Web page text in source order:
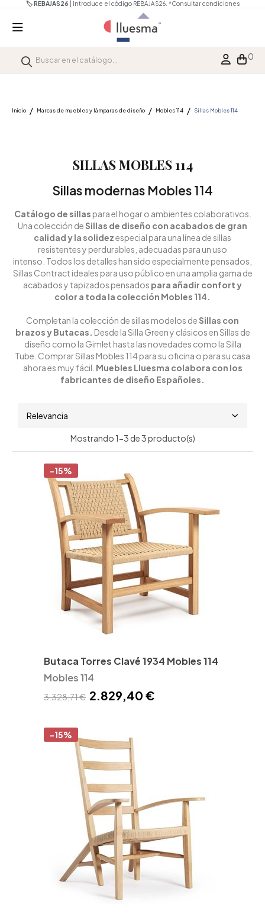
🏷️ REBAJAS26 | Introduce el código REBAJAS26. *Consultar condiciones
0
Inicio Marcas de muebles y lámparas de diseño Mobles 114 Sillas Mobles 114
SILLAS MOBLES 114
Sillas modernas Mobles 114
Catálogo de sillas para el hogar o ambientes colaborativos.
Una colección deSillas de diseño con acabados de gran
calidad y la solidezespecial para una línea de sillas
resistentes y perdurables, adecuadas para un uso
intenso. Todos los detalles han sido especialmente pensados,
Sillas Contract ideales para uso público en una amplia gama de
acabados y tapizados pensados para añadir confort y
color a toda la colección Mobles 114.
Completan la colección de sillas modelos deSillas con
brazos y Butacas. Desde la Silla Green y clásicos en Sillas de
diseño como la Gimlet hasta las novedades como la Silla
Tube. Comprar Sillas Mobles 114 para su oficina o para su casa
ahora es muy fácil. Muebles Lluesma colabora con los
fabricantes de diseño Españoles.
Relevancia
Mostrando 1-3 de 3 producto(s)
-15%
Butaca Torres Clavé 1934 Mobles 114
Mobles 114
3.328,71 € 2.829,40 €
-15%